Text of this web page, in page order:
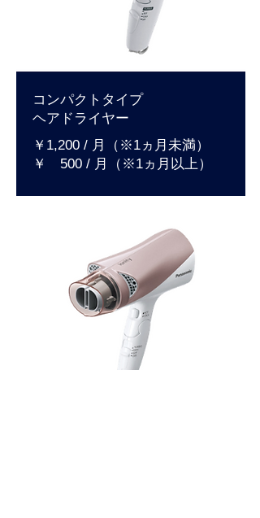
￥1,200 / 月（※1ヵ月未満）
​￥ 500 / 月（※1ヵ月以上）
コンパクトタイプ
​ヘアドライヤー